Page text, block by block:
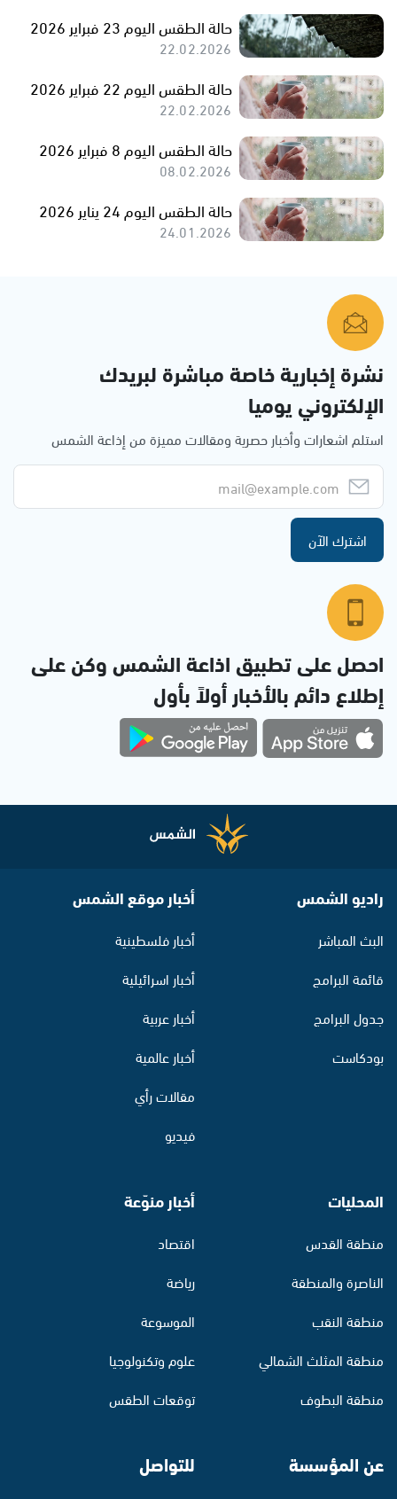
حالة الطقس اليوم 23 فبراير 2026
22.02.2026
حالة الطقس اليوم 22 فبراير 2026
22.02.2026
حالة الطقس اليوم 8 فبراير 2026
08.02.2026
حالة الطقس اليوم 24 يناير 2026
24.01.2026
نشرة إخبارية خاصة مباشرة لبريدك
الإلكتروني يوميا
استلم اشعارات وأخبار حصرية ومقالات مميزة من إذاعة الشمس
اشترك الآن
احصل على تطبيق اذاعة الشمس وكن على
إطلاع دائم بالأخبار أولاً بأول
راديو الشمس
البث المباشر
قائمة البرامج
جدول البرامج
بودكاست
أخبار موقع الشمس
أخبار فلسطينية
أخبار اسرائيلية
أخبار عربية
أخبار عالمية
مقالات رأي
فيديو
المحليات
منطقة القدس
الناصرة والمنطقة
منطقة النقب
منطقة المثلث الشمالي
منطقة البطوف
أخبار منوّعة
اقتصاد
رياضة
الموسوعة
علوم وتكنولوجيا
توقعات الطقس
عن المؤسسة للتواصل